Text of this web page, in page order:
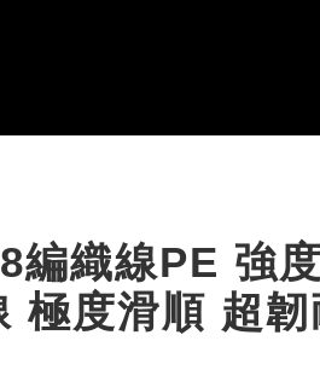
編織線PE 強
極度滑順 超韌